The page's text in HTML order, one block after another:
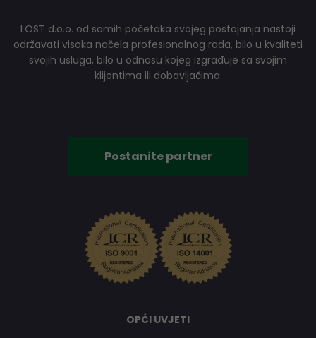
LOST d.o.o. od samih početaka svojeg postojanja nastoji
održavati visoka načela profesionalnog rada, bilo u kvaliteti
svojih usluga, bilo u odnosu kojeg izgrađuje sa svojim
klijentima ili dobavljačima.
Postanite partner
OPĆI UVJETI